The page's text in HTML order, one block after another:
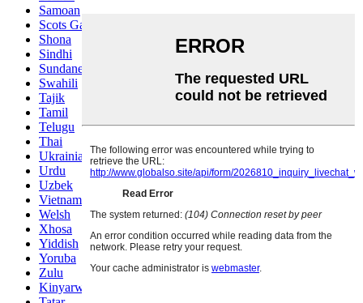
Samoan
Scots Gaelic
Shona
Sindhi
Sundanese
Swahili
Tajik
Tamil
Telugu
Thai
Ukrainian
Urdu
Uzbek
Vietnamese
Welsh
Xhosa
Yiddish
Yoruba
Zulu
Kinyarwanda